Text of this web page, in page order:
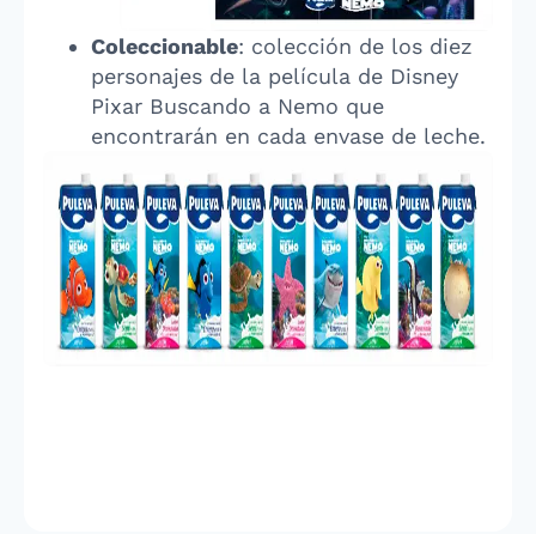
Coleccionable: colección de los diez
personajes de la película de Disney
Pixar Buscando a Nemo que
encontrarán en cada envase de leche.